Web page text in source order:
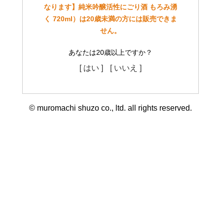
なります】純米吟醸活性にごり酒 もろみ湧
く 720ml）は20歳未満の方には販売できま
せん。
あなたは20歳以上ですか？
[ はい ] [ いいえ ]
© muromachi shuzo co., ltd. all rights reserved.